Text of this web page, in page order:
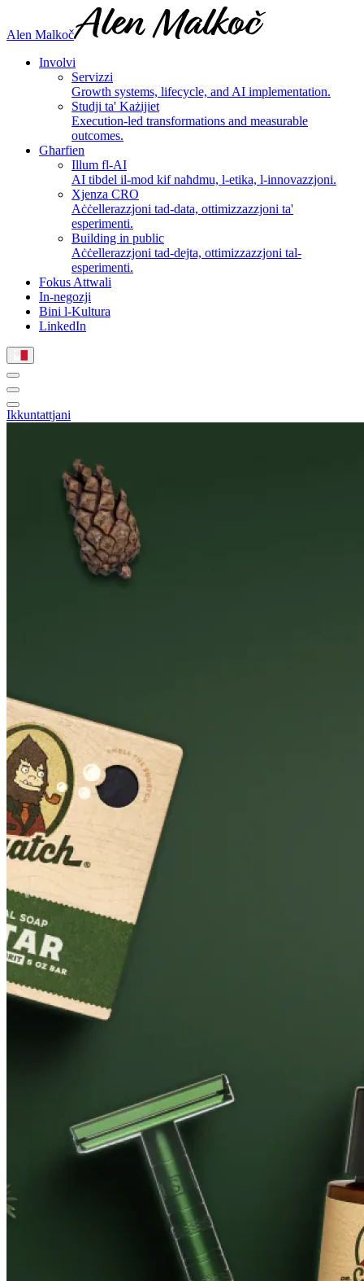
Alen Malkoč
Involvi
Servizzi
Growth systems, lifecycle, and AI implementation.
Studji ta' Każijiet
Execution-led transformations and measurable
outcomes.
Għarfien
Illum fl-AI
AI tibdel il-mod kif naħdmu, l-etika, l-innovazzjoni.
Xjenza CRO
Aċċellerazzjoni tad-data, ottimizzazzjoni ta'
esperimenti.
Building in public
Aċċellerazzjoni tad-dejta, ottimizzazzjoni tal-
esperimenti.
Fokus Attwali
In-negozji
Bini l-Kultura
LinkedIn
Ikkuntattjani